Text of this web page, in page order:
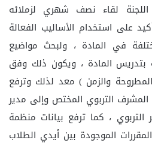
لقاء نصف شهري لزملائه
على استخدام الأساليب الفعالة
في المادة ، ولبحث مواضيع
بتدريس المادة ، ويكون ذلك وفق
والزمن ) معد لذلك وترفع
التربوي المختص وإلى مدير
التربوي ، كما ترفع بيانات منظمة
الموجودة بين أيدي الطلاب